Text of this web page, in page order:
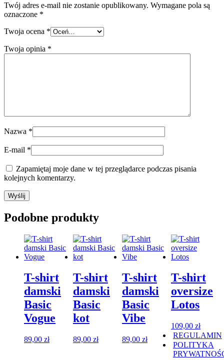
Twój adres e-mail nie zostanie opublikowany. Wymagane pola są
oznaczone *
Twoja ocena *
Twoja opinia *
Nazwa *
E-mail *
Zapamiętaj moje dane w tej przeglądarce podczas pisania
kolejnych komentarzy.
Podobne produkty
T-shirt
damski
Basic
Vogue
89,00 zł
T-shirt
damski
Basic
kot
89,00 zł
T-shirt
damski
Basic
Vibe
89,00 zł
T-shirt
oversize
Lotos
109,00 zł
REGULAMIN
POLITYKA